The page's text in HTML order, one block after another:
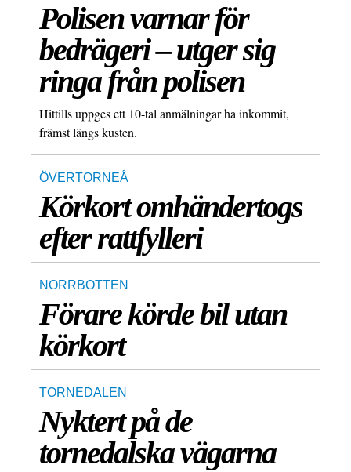
Polisen varnar för
bedrägeri – utger sig
ringa från polisen
Hittills uppges ett 10-tal anmälningar ha inkommit,
främst längs kusten.
ÖVERTORNEÅ
Körkort omhändertogs
efter rattfylleri
NORRBOTTEN
Förare körde bil utan
körkort
TORNEDALEN
Nyktert på de
tornedalska vägarna